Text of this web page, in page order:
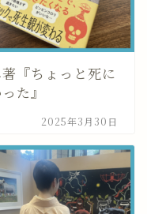
『ちょっと死に
た』
2025年3月30日